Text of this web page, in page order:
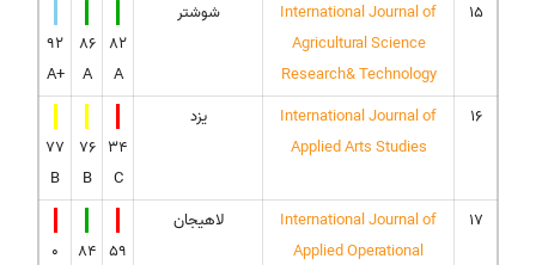
15
International Journal of
Agricultural Science
Research& Technology
شوشتر
82
A
86
A
92
A+
16
International Journal of
Applied Arts Studies
یزد
34
C
76
B
77
B
17
International Journal of
Applied Operational
لاهیجان
59
84
0